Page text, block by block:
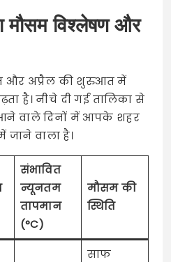
मौसम विश्लेषण और
और अप्रैल की शुरुआत में
है। नीचे दी गई तालिका से
वाले दिनों में आपके शहर
जाने वाला है।
संभावित
न्यूनतम
तापमान
(°C)
मौसम की
स्थिति
साफ